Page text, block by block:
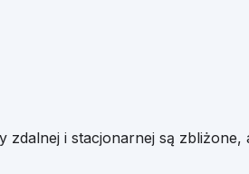
zdalnej i stacjonarnej są